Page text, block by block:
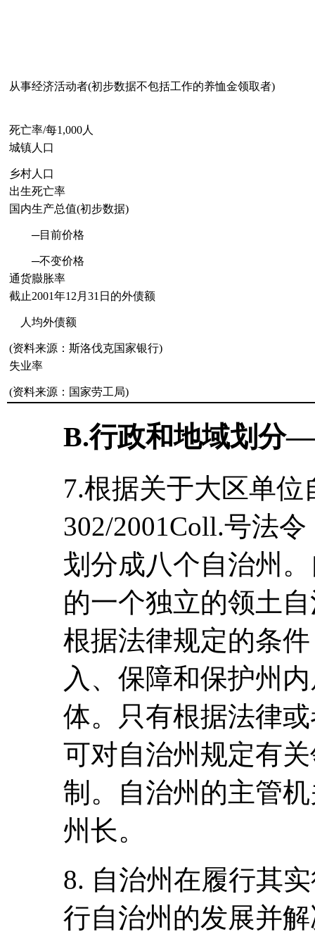
从事经济活动者(初步数据不包括工作的养恤金领取者)
死亡率/每1,000人
城镇人口
乡村人口
出生死亡率
国内生产总值(初步数据)
─目前价格
─不变价格
通货臌胀率
截止2001年12月31日的外债额
人均外债额
(资料来源：斯洛伐克国家银行)
失业率
(资料来源：国家劳工局)
B.行政和地域划分
7.根据关于大区单位
302/2001Coll.号法
划分成八个自治州
的一个独立的领土
根据法律规定的条
入、保障和保护州
体。只有根据法律
可对自治州规定有
制。自治州的主管
州长。
8. 自治州在履行其
行自治州的发展并